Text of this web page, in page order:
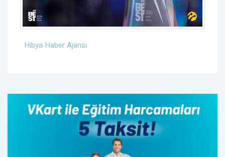
Hibya Haber Ajansı